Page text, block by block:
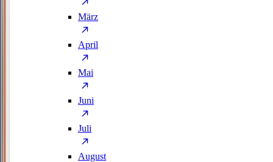
März
April
Mai
Juni
Juli
August